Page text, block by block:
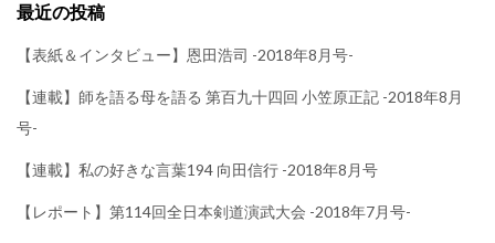
最近の投稿
【表紙＆インタビュー】恩田浩司 -2018年8月号-
【連載】師を語る母を語る 第百九十四回 小笠原正記 -2018年8月
号-
【連載】私の好きな言葉194 向田信行 -2018年8月号
【レポート】第114回全日本剣道演武大会 -2018年7月号-